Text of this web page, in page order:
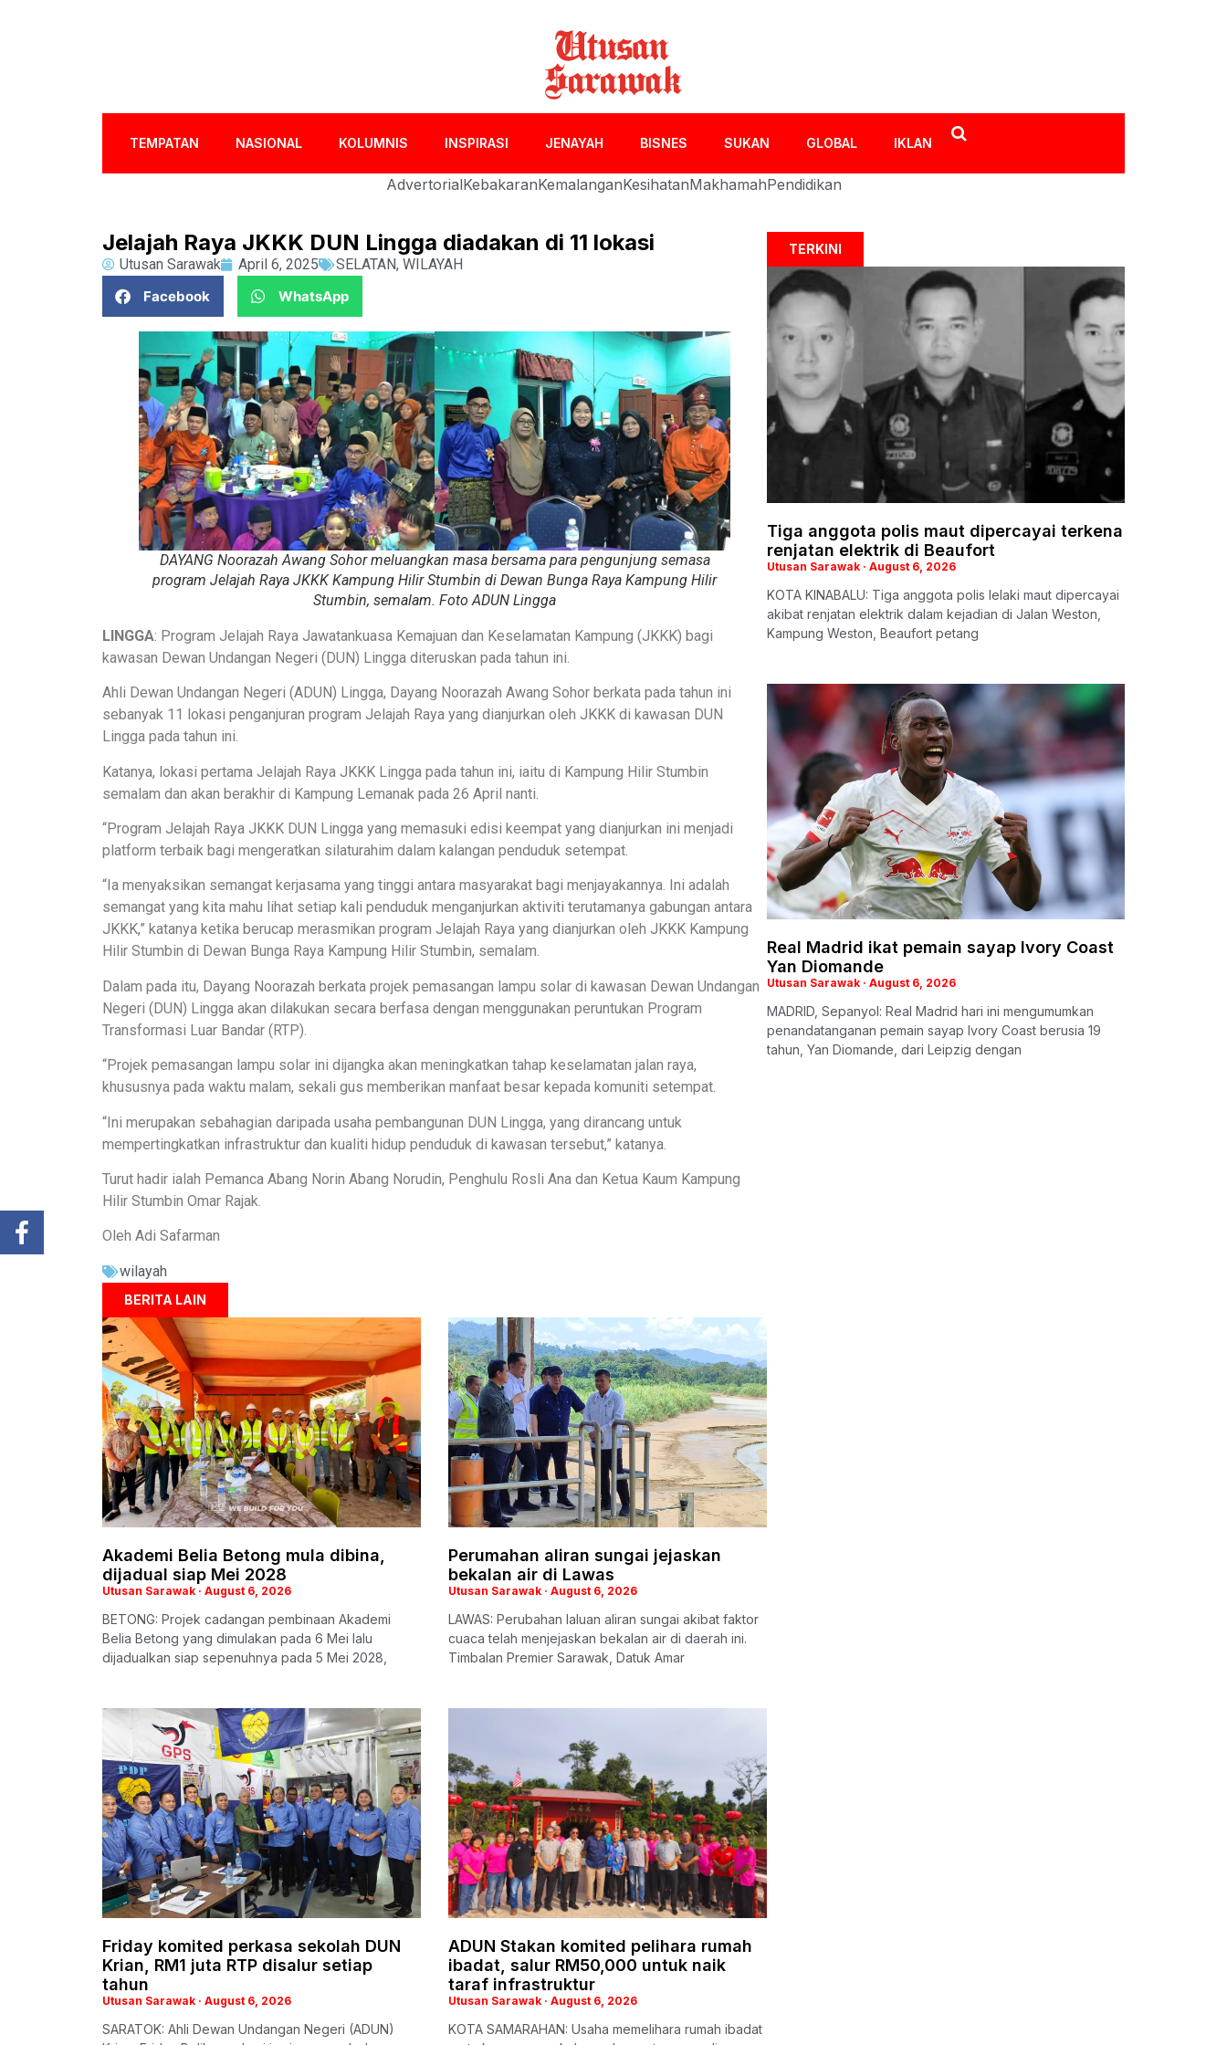
TEMPATAN NASIONAL KOLUMNIS INSPIRASI JENAYAH BISNES SUKAN GLOBAL IKLAN
AdvertorialKebakaranKemalanganKesihatanMakhamahPendidikan
Jelajah Raya JKKK DUN Lingga diadakan di 11 lokasi
Utusan Sarawak April 6, 2025 SELATAN, WILAYAH
Facebook
WhatsApp
DAYANG Noorazah Awang Sohor meluangkan masa bersama para pengunjung semasa
program Jelajah Raya JKKK Kampung Hilir Stumbin di Dewan Bunga Raya Kampung Hilir
Stumbin, semalam. Foto ADUN Lingga
LINGGA: Program Jelajah Raya Jawatankuasa Kemajuan dan Keselamatan Kampung (JKKK) bagi
kawasan Dewan Undangan Negeri (DUN) Lingga diteruskan pada tahun ini.
Ahli Dewan Undangan Negeri (ADUN) Lingga, Dayang Noorazah Awang Sohor berkata pada tahun ini
sebanyak 11 lokasi penganjuran program Jelajah Raya yang dianjurkan oleh JKKK di kawasan DUN
Lingga pada tahun ini.
Katanya, lokasi pertama Jelajah Raya JKKK Lingga pada tahun ini, iaitu di Kampung Hilir Stumbin
semalam dan akan berakhir di Kampung Lemanak pada 26 April nanti.
“Program Jelajah Raya JKKK DUN Lingga yang memasuki edisi keempat yang dianjurkan ini menjadi
platform terbaik bagi mengeratkan silaturahim dalam kalangan penduduk setempat.
“Ia menyaksikan semangat kerjasama yang tinggi antara masyarakat bagi menjayakannya. Ini adalah
semangat yang kita mahu lihat setiap kali penduduk menganjurkan aktiviti terutamanya gabungan antara
JKKK,” katanya ketika berucap merasmikan program Jelajah Raya yang dianjurkan oleh JKKK Kampung
Hilir Stumbin di Dewan Bunga Raya Kampung Hilir Stumbin, semalam.
Dalam pada itu, Dayang Noorazah berkata projek pemasangan lampu solar di kawasan Dewan Undangan
Negeri (DUN) Lingga akan dilakukan secara berfasa dengan menggunakan peruntukan Program
Transformasi Luar Bandar (RTP).
“Projek pemasangan lampu solar ini dijangka akan meningkatkan tahap keselamatan jalan raya,
khususnya pada waktu malam, sekali gus memberikan manfaat besar kepada komuniti setempat.
“Ini merupakan sebahagian daripada usaha pembangunan DUN Lingga, yang dirancang untuk
mempertingkatkan infrastruktur dan kualiti hidup penduduk di kawasan tersebut,” katanya.
Turut hadir ialah Pemanca Abang Norin Abang Norudin, Penghulu Rosli Ana dan Ketua Kaum Kampung
Hilir Stumbin Omar Rajak.
Oleh Adi Safarman
wilayah
BERITA LAIN
Akademi Belia Betong mula dibina,
dijadual siap Mei 2028
Utusan Sarawak August 6, 2026
BETONG: Projek cadangan pembinaan Akademi
Belia Betong yang dimulakan pada 6 Mei lalu
dijadualkan siap sepenuhnya pada 5 Mei 2028,
Perumahan aliran sungai jejaskan
bekalan air di Lawas
Utusan Sarawak August 6, 2026
LAWAS: Perubahan laluan aliran sungai akibat faktor
cuaca telah menjejaskan bekalan air di daerah ini.
Timbalan Premier Sarawak, Datuk Amar
Friday komited perkasa sekolah DUN
Krian, RM1 juta RTP disalur setiap
tahun
Utusan Sarawak August 6, 2026
SARATOK: Ahli Dewan Undangan Negeri (ADUN)
ADUN Stakan komited pelihara rumah
ibadat, salur RM50,000 untuk naik
taraf infrastruktur
Utusan Sarawak August 6, 2026
KOTA SAMARAHAN: Usaha memelihara rumah ibadat
TERKINI
Tiga anggota polis maut dipercayai terkena
renjatan elektrik di Beaufort
Utusan Sarawak August 6, 2026
KOTA KINABALU: Tiga anggota polis lelaki maut dipercayai
akibat renjatan elektrik dalam kejadian di Jalan Weston,
Kampung Weston, Beaufort petang
Real Madrid ikat pemain sayap Ivory Coast
Yan Diomande
Utusan Sarawak August 6, 2026
MADRID, Sepanyol: Real Madrid hari ini mengumumkan
penandatanganan pemain sayap Ivory Coast berusia 19
tahun, Yan Diomande, dari Leipzig dengan